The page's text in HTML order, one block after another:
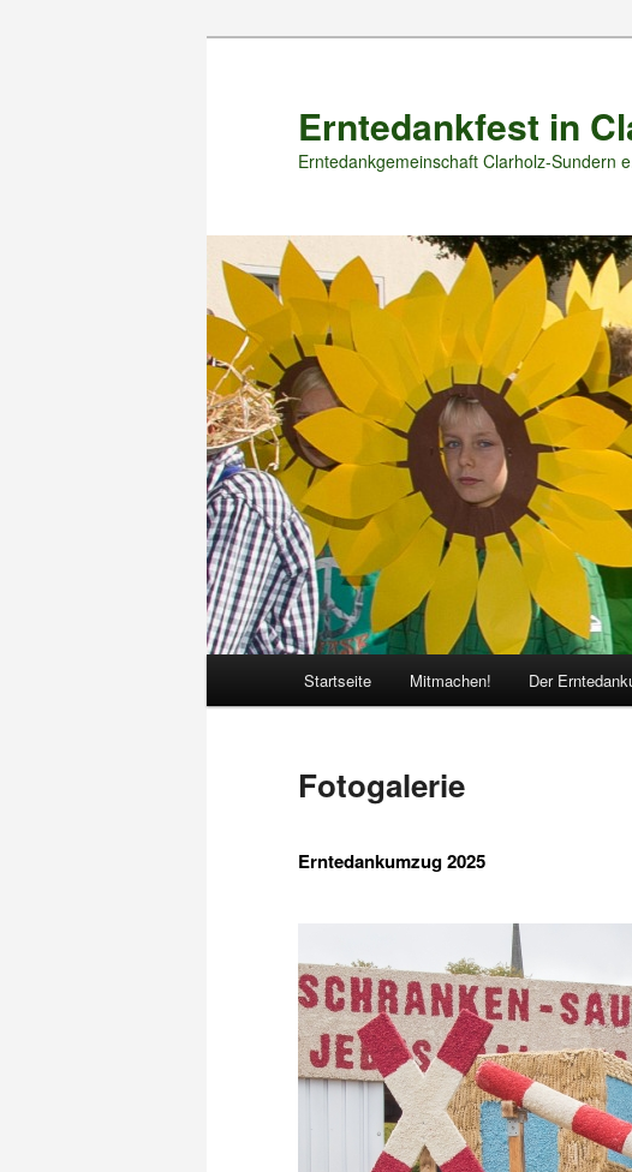
Erntedankfest in
Erntedankgemeinschaft Clarholz-Sundern
Startseite Mitmachen! Der
Fotogalerie
Erntedankumzug 2025